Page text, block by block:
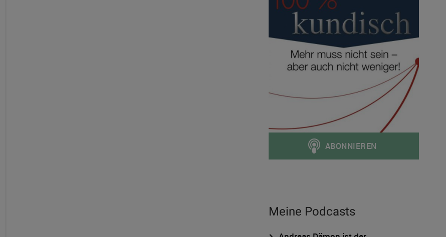
Meine Podcasts